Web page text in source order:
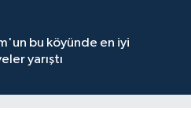
bu köyünde en iyi
yarıştı